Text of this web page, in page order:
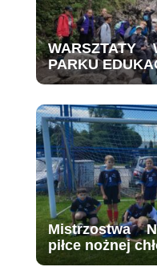
WARSZTATY
PARKU
Mistrzostwa
piłce nożnej